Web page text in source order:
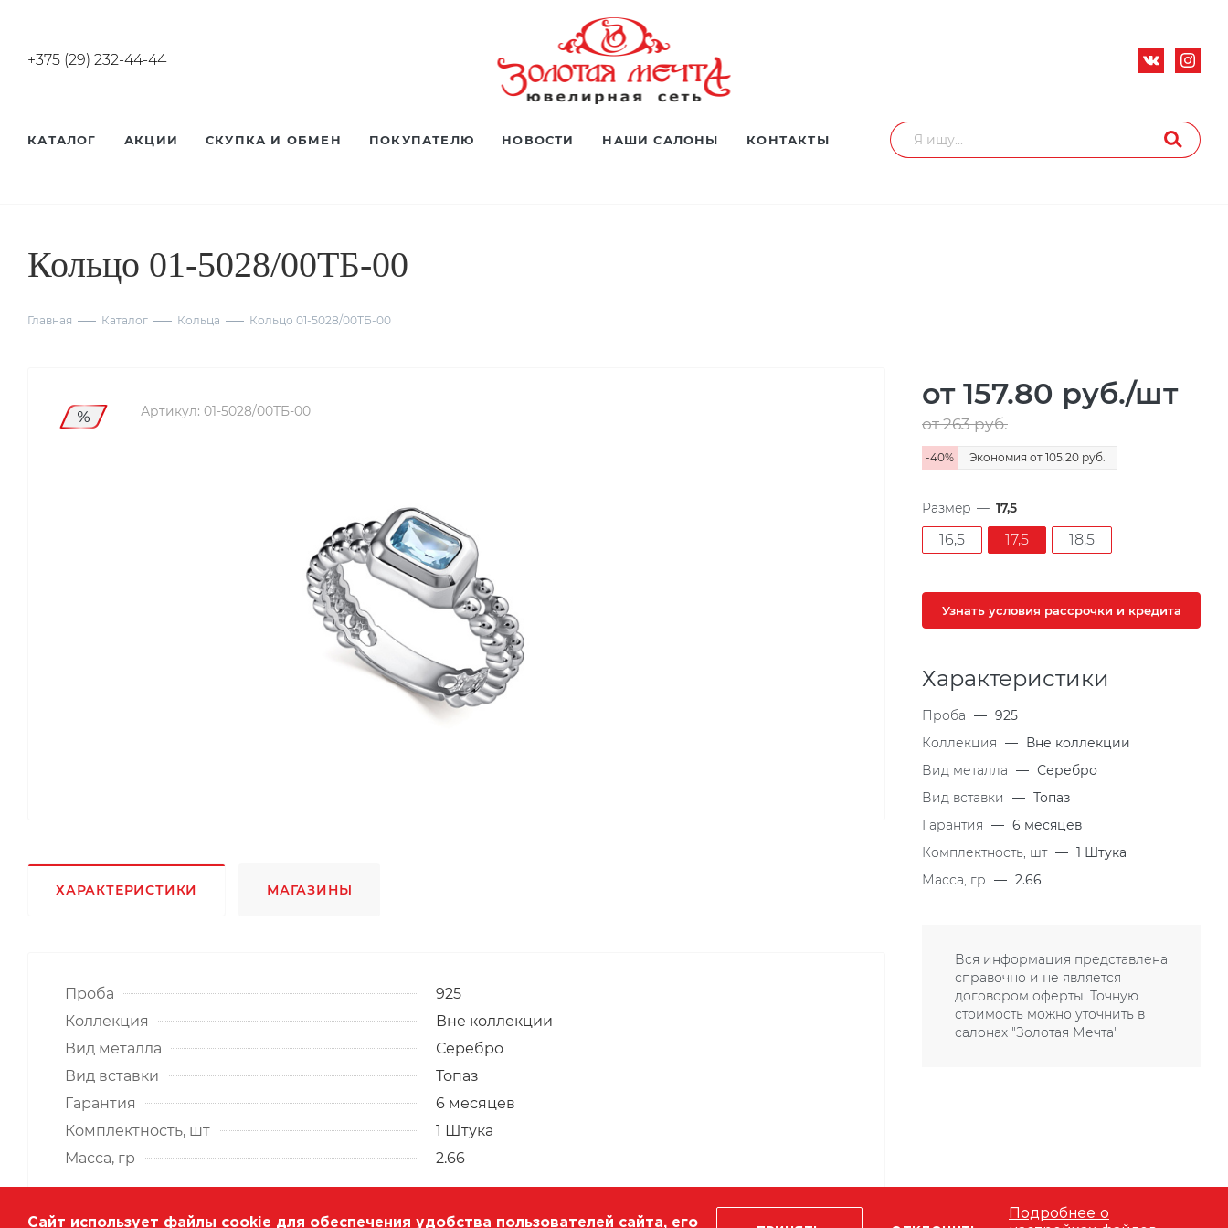
+375 (29) 232-44-44
КАТАЛОГ АКЦИИ СКУПКА И ОБМЕН ПОКУПАТЕЛЮ НОВОСТИ НАШИ САЛОНЫ КОНТАКТЫ
Кольцо 01-5028/00ТБ-00
Главная Каталог Кольца Кольцо 01-5028/00ТБ-00
Артикул: 01-5028/00ТБ-00
ХАРАКТЕРИСТИКИ МАГАЗИНЫ
Проба
925
Коллекция
Вне коллекции
Вид металла
Серебро
Вид вставки
Топаз
Гарантия
6 месяцев
Комплектность, шт
1 Штука
Масса, гр
2.66
от 157.80 руб./шт
от 263руб.
-40% Экономия от 105.20 руб.
Размер — 17,5
16,5 17,5 18,5
Узнать условия рассрочки и кредита
Характеристики
Проба — 925
Коллекция — Вне коллекции
Вид металла — Серебро
Вид вставки
— Топаз
Гарантия — 6 месяцев
Комплектность, шт — 1 Штука
Масса, гр — 2.66
Вся информация представлена
справочно и не является
договором оферты. Точную
стоимость можно уточнить в
салонах "Золотая Мечта"
Сайт использует файлы cookie для обеспечения удобства пользователей сайта, его
Подробнее о